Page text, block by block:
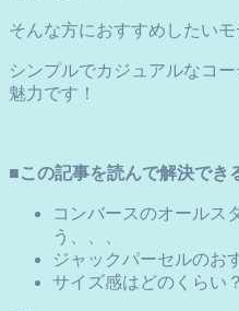
そんな方におすすめしたいモ
シンプルでカジュアルなコ
魅力です！
■この記事を読んで解決でき
コンバースのオールス
う、、、
ジャックパーセルのお
サイズ感はどのくらい？